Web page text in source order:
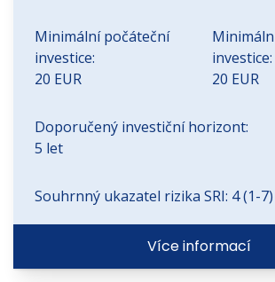
Minimální počáteční
investice:
20 EUR
investice:
20 EUR
Doporučený investiční horizont:
5 let
Souhrnný ukazatel rizika SRI: 4 (1-7)
Více informací